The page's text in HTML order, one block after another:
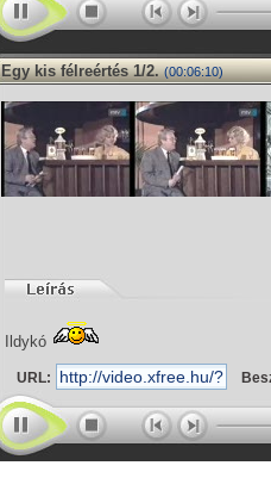
Egy kis félreértés 1/2. (00:06:10)
Ildykó
URL: